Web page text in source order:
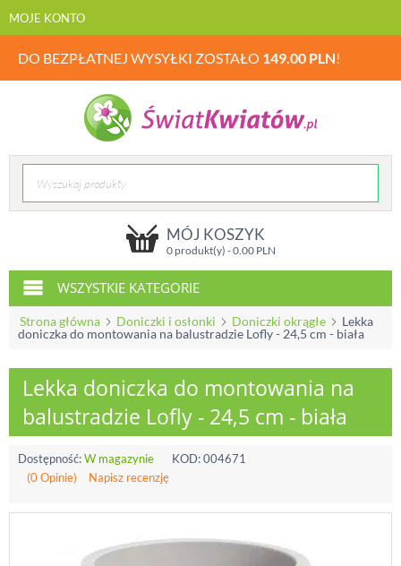
MOJE KONTO
DO BEZPŁATNEJ WYSYŁKI ZOSTAŁO 149.00 PLN!
MÓJ KOSZYK
0 produkt(y) -0.00PLN
WSZYSTKIE KATEGORIE
Strona główna Doniczki i osłonki Doniczki okrągłe
Lekka
doniczka do montowania na balustradzie Lofly - 24,5 cm - biała
Lekka doniczka do montowania na
balustradzie Lofly - 24,5 cm - biała
Dostępność:W magazynie KOD:004671
(0 Opinie)
Napisz recenzję